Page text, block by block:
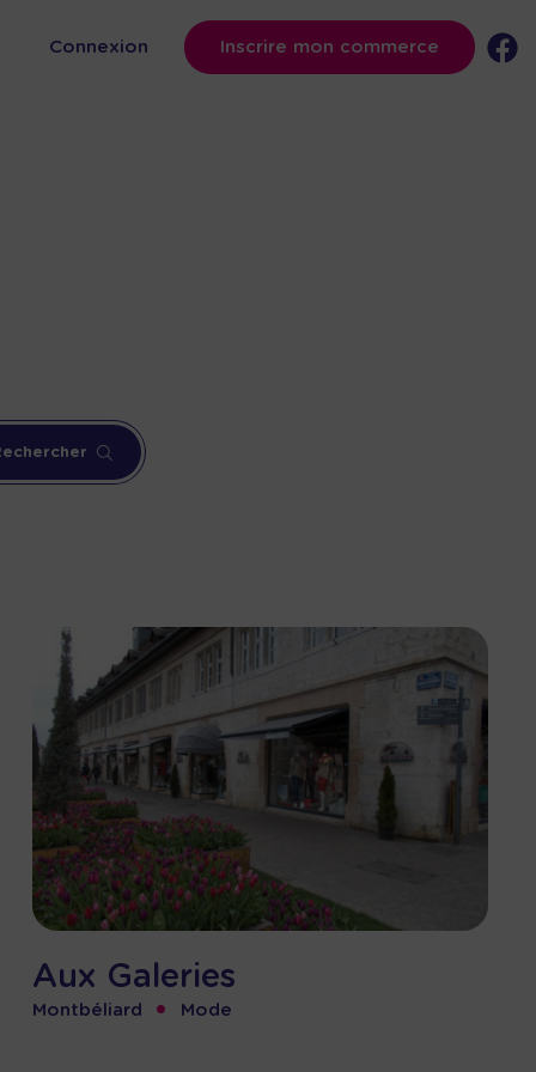
Connexion Inscrire mon commerce
Aux Galeries
Montbéliard • Mode